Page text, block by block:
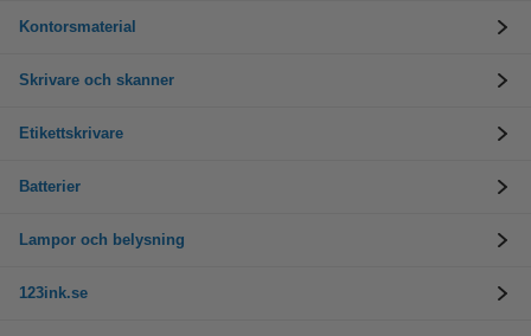
Kontorsmaterial
Skrivare och skanner
Etikettskrivare
Batterier
Lampor och belysning
123ink.se